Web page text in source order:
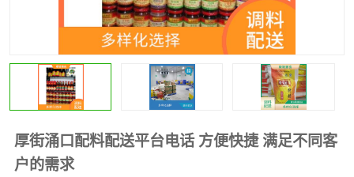
厚街涌口配料配送平台电话 方便快捷 满足不同客
户的需求